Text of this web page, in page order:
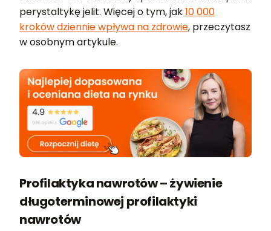
perystaltykę jelit. Więcej o tym, jak10 000
kroków dziennie wpływa na zdrowie, przeczytasz
w osobnym artykule.
Profilaktyka nawrotów – żywienie
długoterminowej profilaktyki
nawrotów